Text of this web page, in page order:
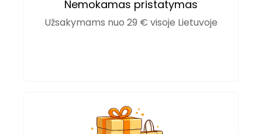
Nemokamas pristatymas
Užsakymams nuo 29 € visoje Lietuvoje